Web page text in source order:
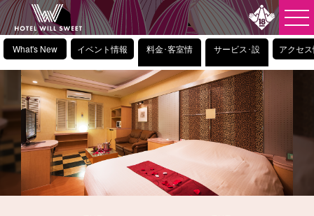
What's New イベント情報
料金･客室情
報
サービス･設
備情報
アクセ